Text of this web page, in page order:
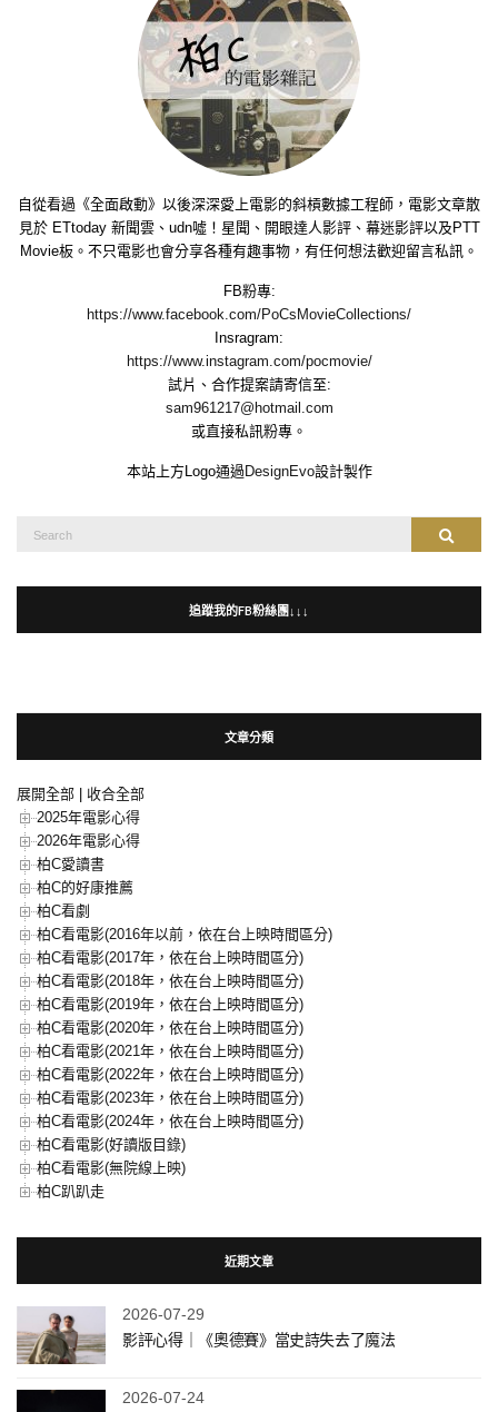
自從看過《全面啟動》以後深深愛上電影的斜槓數據工程師，電影文章散
見於 ETtoday 新聞雲、udn噓！星聞、開眼達人影評、幕迷影評以及PTT
Movie板。不只電影也會分享各種有趣事物，有任何想法歡迎留言私訊。
FB粉專:
https://www.facebook.com/PoCsMovieCollections/
Insragram:
https://www.instagram.com/pocmovie/
試片、合作提案請寄信至:
sam961217@hotmail.com
或直接私訊粉專。
本站上方Logo通過 DesignEvo設計製作
Search
Search
追蹤我的FB粉絲團↓↓↓
文章分類
展開全部
收合全部
2025年電影心得
2026年電影心得
柏C愛讀書
柏C的好康推薦
柏C看劇
柏C看電影(2016年以前，依在台上映時間區分)
柏C看電影(2017年，依在台上映時間區分)
柏C看電影(2018年，依在台上映時間區分)
柏C看電影(2019年，依在台上映時間區分)
柏C看電影(2020年，依在台上映時間區分)
柏C看電影(2021年，依在台上映時間區分)
柏C看電影(2022年，依在台上映時間區分)
柏C看電影(2023年，依在台上映時間區分)
柏C看電影(2024年，依在台上映時間區分)
柏C看電影(好讀版目錄)
柏C看電影(無院線上映)
柏C趴趴走
近期文章
2026-07-29
影評心得｜《奧德賽》當史詩失去了魔法
2026-07-24